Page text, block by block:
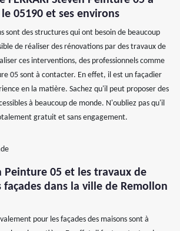
05190 et ses environs
sont des structures qui ont besoin de beaucoup
de réaliser des rénovations par des travaux de
ces interventions, des professionnels comme
05 sont à contacter. En effet, il est un façadier
en la matière. Sachez qu'il peut proposer des
à beaucoup de monde. N'oubliez pas qu'il
gratuit et sans engagement.
Peinture 05 et les travaux de
façades dans la ville de Remollon
pour les façades des maisons sont à